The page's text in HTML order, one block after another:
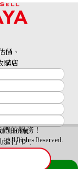
2026年2月
Premier A37340
的服務！
進行中！
價、
購店
號
All Rights Reserved.